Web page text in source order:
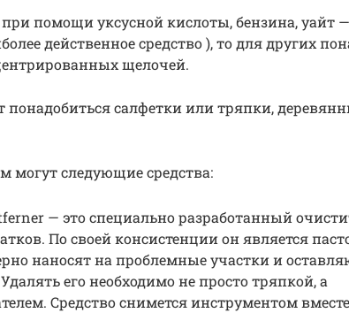
помощи уксусной кислоты, бензина, уайт
действенное средство ), то для других
щелочей.
понадобиться салфетки или тряпки,
могут следующие средства:
— это специально разработанный
По своей консистенции он является
наносят на проблемные участки и
его необходимо не просто тряпкой, а
Средство снимется инструментом